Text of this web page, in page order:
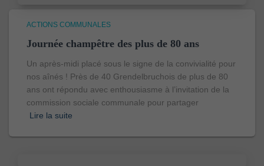
ACTIONS COMMUNALES
Journée champêtre des plus de 80 ans
Un après-midi placé sous le signe de la convivialité pour
nos aînés ! Près de 40 Grendelbruchois de plus de 80
ans ont répondu avec enthousiasme à l’invitation de la
commission sociale communale pour partager
Lire la suite